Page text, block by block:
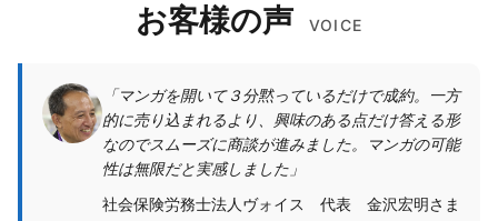
お客様の声 VOICE
「マンガを開いて３分黙っているだけで成約。一方
的に売り込まれるより、興味のある点だけ答える形
なのでスムーズに商談が進みました。マンガの可能
性は無限だと実感しました」
社会保険労務士法人ヴォイス 代表 金沢宏明さま